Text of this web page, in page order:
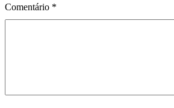
Comentário *